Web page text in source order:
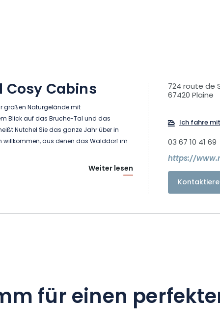
Cosy Cabins
großen Naturgelände mit
Blick auf das Bruche-Tal und das
Nutchel Sie das ganze Jahr über in
willkommen, aus denen das Walddorf im
um Ihnen ein Erlebnis zu bieten, bei dem
Atmosphäre in jeder Hütte
erleben – dank der zahlreichen Wander-
Region, der vielen Spiele im Freien und
die auf dem Gelände angeboten
Weiter lesen
724 route de
67420 Plaine
Ich fahre
03 67 10 41 69
https://
für einen